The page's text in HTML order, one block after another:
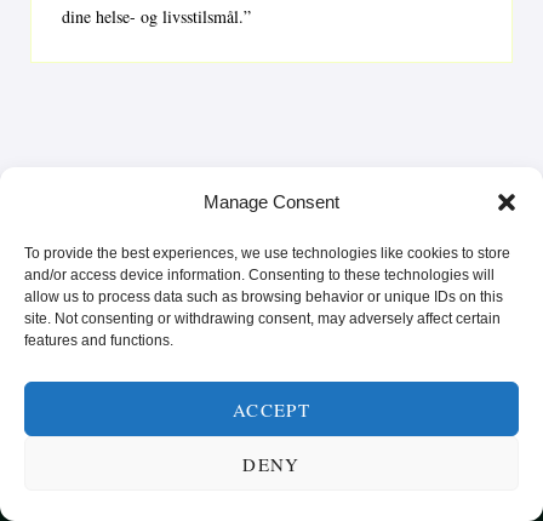
Manage Consent
To provide the best experiences, we use technologies like cookies to store
and/or access device information. Consenting to these technologies will
allow us to process data such as browsing behavior or unique IDs on this
site. Not consenting or withdrawing consent, may adversely affect certain
features and functions.
ACCEPT
DENY
dine helse- og livsstilsmål.”
SUNN MAT FRA HELE VERDEN
KATEGORIER
POPULÆRE OPPSKRIFTER
SMARTE MATVALG OM